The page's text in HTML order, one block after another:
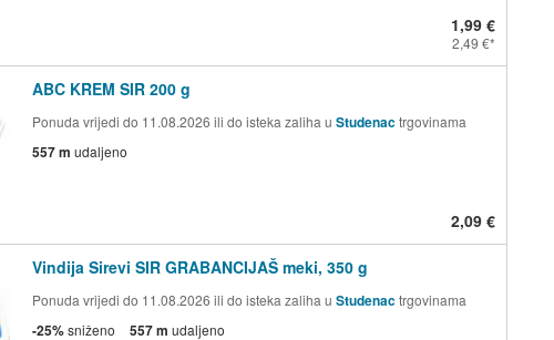
1,99 €
2,49 €
ABC KREM SIR 200 g
Ponuda vrijedi do 11.08.2026 ili do isteka zaliha u Studenactrgovinama
557 m udaljeno
2,09 €
Vindija Sirevi SIR GRABANCIJAŠ meki, 350 g
Ponuda vrijedi do 11.08.2026 ili do isteka zaliha u Studenactrgovinama
-25%sniženo 557 m udaljeno